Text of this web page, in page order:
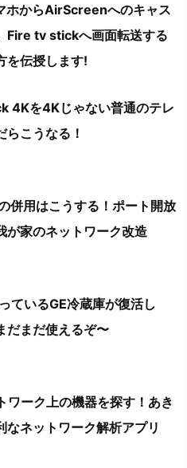
からAirScreenへのキャス
Fire tv stickへ画面転送する
を伝授します!
4Kを4Kじゃない普通のテレ
らこうなる！
併用はこうする！ポート開放
が家のネットワーク改造
ているGE冷蔵庫が復活し
だまだ使えるぞ〜
ワーク上の機器を探す！あき
なネットワーク解析アプリ